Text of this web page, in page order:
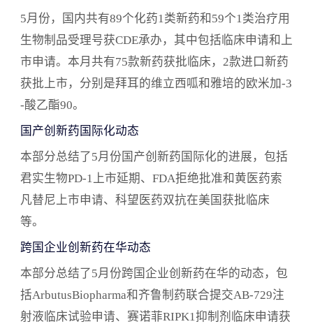
5月份，国内共有89个化药1类新药和59个1类治疗用
生物制品受理号获CDE承办，其中包括临床申请和上
市申请。本月共有75款新药获批临床，2款进口新药
获批上市，分别是拜耳的维立西呱和雅培的欧米加-3
-酸乙酯90。
国产创新药国际化动态
本部分总结了5月份国产创新药国际化的进展，包括
君实生物PD-1上市延期、FDA拒绝批准和黄医药索
凡替尼上市申请、科望医药双抗在美国获批临床
等。
跨国企业创新药在华动态
本部分总结了5月份跨国企业创新药在华的动态，包
括ArbutusBiopharma和齐鲁制药联合提交AB-729注
射液临床试验申请、赛诺菲RIPK1抑制剂临床申请获